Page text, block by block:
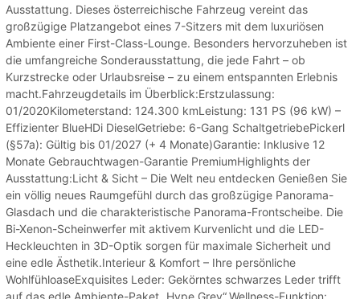
Ausstattung. Dieses österreichische Fahrzeug vereint das
großzügige Platzangebot eines 7-Sitzers mit dem luxuriösen
Ambiente einer First-Class-Lounge. Besonders hervorzuheben ist
die umfangreiche Sonderausstattung, die jede Fahrt – ob
Kurzstrecke oder Urlaubsreise – zu einem entspannten Erlebnis
macht.Fahrzeugdetails im Überblick:Erstzulassung:
01/2020Kilometerstand: 124.300 kmLeistung: 131 PS (96 kW) –
Effizienter BlueHDi DieselGetriebe: 6-Gang SchaltgetriebePickerl
(§57a): Gültig bis 01/2027 (+ 4 Monate)Garantie: Inklusive 12
Monate Gebrauchtwagen-Garantie PremiumHighlights der
Ausstattung:Licht & Sicht – Die Welt neu entdecken Genießen Sie
ein völlig neues Raumgefühl durch das großzügige Panorama-
Glasdach und die charakteristische Panorama-Frontscheibe. Die
Bi-Xenon-Scheinwerfer mit aktivem Kurvenlicht und die LED-
Heckleuchten in 3D-Optik sorgen für maximale Sicherheit und
eine edle Ästhetik.Interieur & Komfort – Ihre persönliche
WohlfühloaseExquisites Leder: Gekörntes schwarzes Leder trifft
auf das edle Ambiente-Paket „Hype Grey“.Wellness-Funktion: